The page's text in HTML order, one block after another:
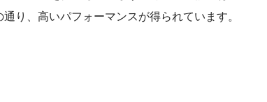
り、高いパフォーマンスが得られています。